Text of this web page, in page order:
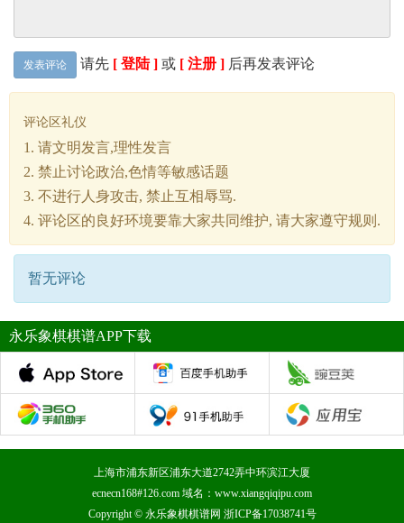
发表评论 请先 [ 登陆 ] 或 [ 注册 ] 后再发表评论
评论区礼仪
1. 请文明发言,理性发言
2. 禁止讨论政治,色情等敏感话题
3. 不进行人身攻击, 禁止互相辱骂.
4. 评论区的良好环境要靠大家共同维护, 请大家遵守规则.
暂无评论
永乐象棋棋谱APP下载
上海市浦东新区浦东大道2742弄中环滨江大厦
ecnecn168#126.com 域名：www.xiangqiqipu.com
Copyright © 永乐象棋棋谱网 浙ICP备17038741号